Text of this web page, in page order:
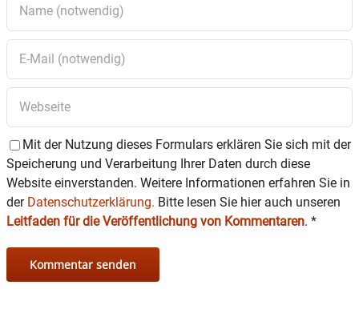
Mit der Nutzung dieses Formulars erklären Sie sich mit der
Speicherung und Verarbeitung Ihrer Daten durch diese
Website einverstanden. Weitere Informationen erfahren Sie in
der Datenschutzerklärung. Bitte lesen Sie hier auch unseren
Leitfaden für die Veröffentlichung von Kommentaren. *